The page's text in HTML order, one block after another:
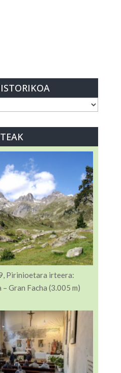
Pirinioetara irteera:
– Gran Facha (3.005 m)